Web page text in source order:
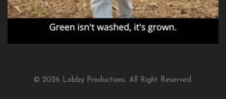
© 2026 Lobby Productions. All Right Reserved.